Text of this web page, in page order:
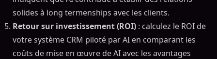
solides à long termenships avec les clients.
Retour sur investissement (ROI) : calculez le ROI de
votre système CRM piloté par AI en comparant les
coûts de mise en œuvre de AI avec les avantages